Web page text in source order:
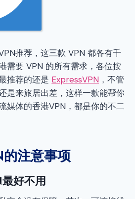
推荐，这三款 VPN 都各有千
需要 VPN 的所有需求，各位按
推荐的还是 ExpressVPN ，不管
是来旅居出差，这样一款能帮你
媒体的香港VPN，都是你的不二
注意事项
好不用